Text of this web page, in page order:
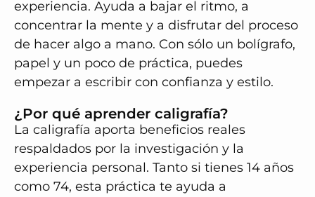
experiencia. Ayuda a bajar el ritmo, a
concentrar la mente y a disfrutar del proceso
de hacer algo a mano. Con sólo un bolígrafo,
papel y un poco de práctica, puedes
empezar a escribir con confianza y estilo.
¿Por qué aprender caligrafía?
La caligrafía aporta beneficios reales
respaldados por la investigación y la
experiencia personal. Tanto si tienes 14 años
como 74, esta práctica te ayuda a